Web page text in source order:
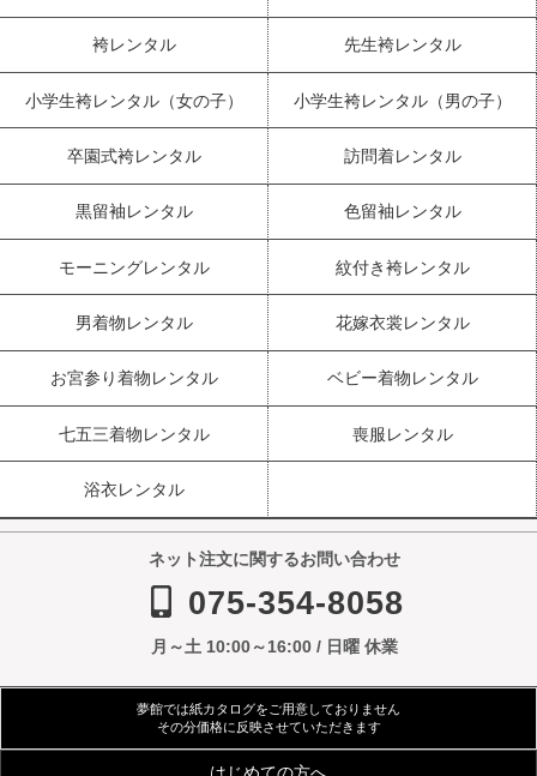
袴レンタル 先生袴レンタル
小学生袴レンタル（女の子） 小学生袴レンタル（男の子）
卒園式袴レンタル 訪問着レンタル
黒留袖レンタル 色留袖レンタル
モーニングレンタル 紋付き袴レンタル
男着物レンタル 花嫁衣裳レンタル
お宮参り着物レンタル ベビー着物レンタル
七五三着物レンタル 喪服レンタル
浴衣レンタル
ネット注文に関するお問い合わせ
075-354-8058
月～土 10:00～16:00 / 日曜 休業
夢館では紙カタログをご用意しておりません
その分価格に反映させていただきます
はじめての方へ